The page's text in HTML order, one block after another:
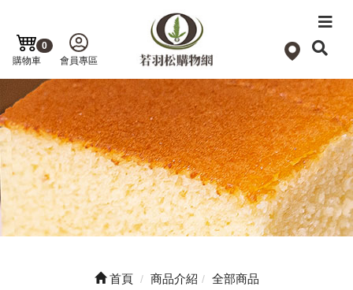
0
購物車
會員專區
首頁 商品介紹 全部商品